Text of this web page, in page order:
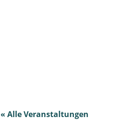
« Alle Veranstaltungen